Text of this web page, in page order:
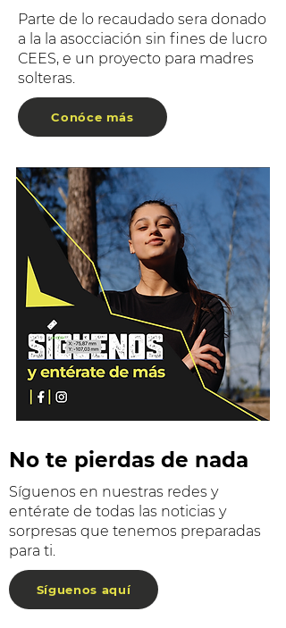
Parte de lo recaudado sera donado
a la la asocciación sin fines de lucro
CEES, e un proyecto para madres
solteras.
Conóce más
No te pierdas de nada
Síguenos en nuestras redes y
entérate de todas las noticias y
sorpresas que tenemos preparadas
para ti.
Síguenos aquí